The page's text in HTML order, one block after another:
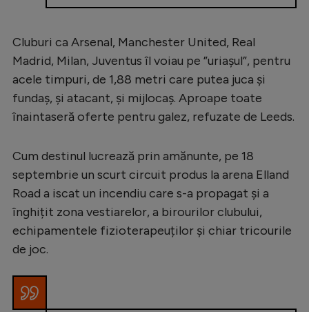
Cluburi ca Arsenal, Manchester United, Real
Madrid, Milan, Juventus îl voiau pe ”uriașul”, pentru
acele timpuri, de 1,88 metri care putea juca și
fundaș, și atacant, și mijlocaș. Aproape toate
înaintaseră oferte pentru galez, refuzate de Leeds.
Cum destinul lucrează prin amănunte, pe 18
septembrie un scurt circuit produs la arena Elland
Road a iscat un incendiu care s-a propagat și a
înghițit zona vestiarelor, a birourilor clubului,
echipamentele fizioterapeuților și chiar tricourile
de joc.